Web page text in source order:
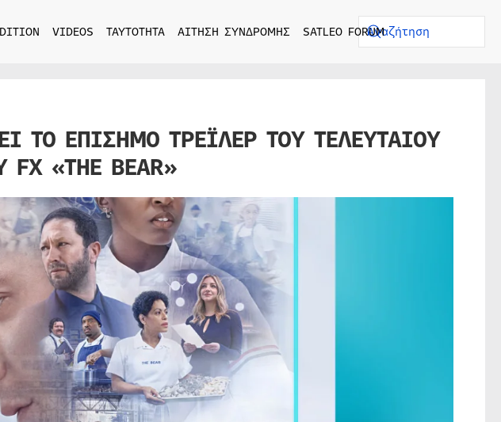
VIDEOS ΤΑΥΤΟΤΗΤΑ ΑΙΤΗΣΗ ΣΥΝΔΡΟΜΗΣ SATLEO FORUM
ΤΟ ΕΠΙΣΗΜΟ ΤΡΕΪΛΕΡ ΤΟΥ ΤΕΛΕΥΤΑΙΟΥ
«THE BEAR»